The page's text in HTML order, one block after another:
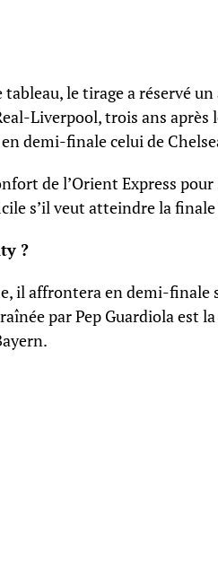
le tirage a réservé
Liverpool, trois ans après
demi-finale celui de
de l’Orient Express
s’il veut atteindre la
?
il affrontera en demi-
par Pep Guardiola est